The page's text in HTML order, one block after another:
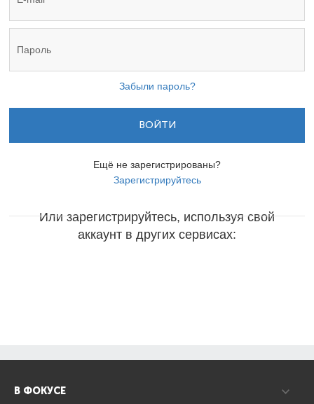
Забыли пароль?
ВОЙТИ
Ещё не зарегистрированы?
Зарегистрируйтесь
Или зарегистрируйтесь, используя свой
аккаунт в других сервисах:
В ФОКУСЕ